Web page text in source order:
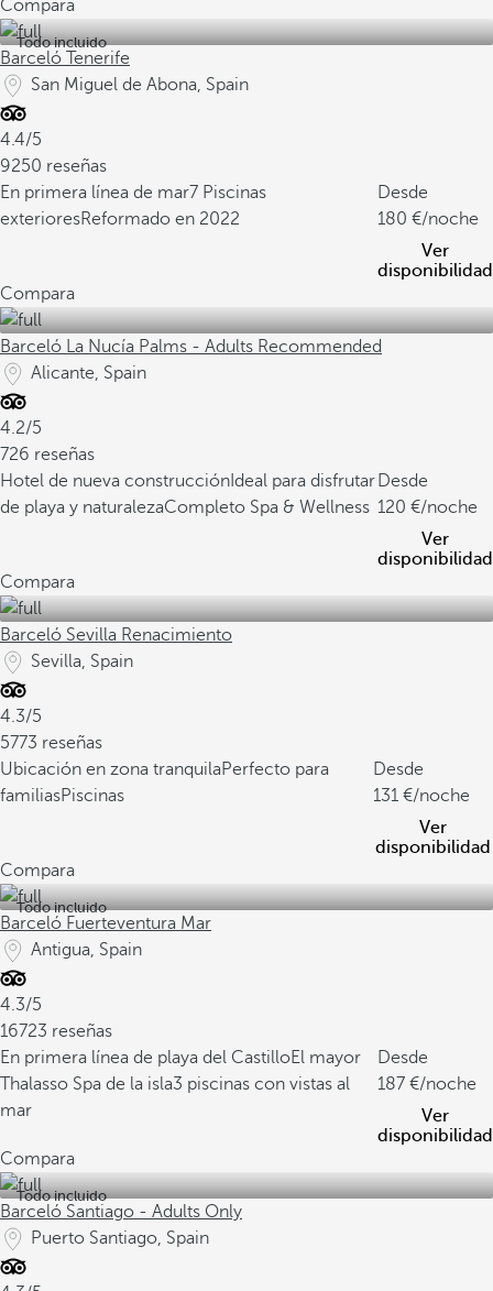
Compara
Todo incluido
Barceló Tenerife
San Miguel de Abona, Spain
4.4/5
9250 reseñas
En primera línea de mar7 Piscinas
exterioresReformado en 2022
Desde
180
/noche
Ver
disponibilidad
Compara
Barceló La Nucía Palms - Adults Recommended
Alicante, Spain
4.2/5
726 reseñas
Hotel de nueva construcción Ideal para disfrutar
de playa y naturalezaCompleto Spa & Wellness
Desde
120
/noche
Ver
disponibilidad
Compara
Barceló Sevilla Renacimiento
Sevilla, Spain
4.3/5
5773 reseñas
Ubicación en zona tranquilaPerfecto para
familiasPiscinas
Desde
131
/noche
Ver
disponibilidad
Compara
Todo incluido
Barceló Fuerteventura Mar
Antigua, Spain
4.3/5
16723 reseñas
En primera línea de playa del CastilloEl mayor
Thalasso Spa de la isla3 piscinas con vistas al
mar
Desde
187
/noche
Ver
disponibilidad
Compara
Todo incluido
Barceló Santiago - Adults Only
Puerto Santiago, Spain